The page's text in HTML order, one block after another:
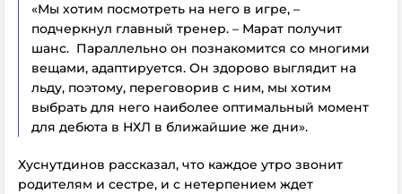
«Мы хотим посмотреть на него в игре, –
подчеркнул главный тренер. – Марат получит
шанс. Параллельно он познакомится со многими
вещами, адаптируется. Он здорово выглядит на
льду, поэтому, переговорив с ним, мы хотим
выбрать для него наиболее оптимальный момент
для дебюта в НХЛ в ближайшие же дни».
Хуснутдинов рассказал, что каждое утро звонит
родителям и сестре, и с нетерпением ждет